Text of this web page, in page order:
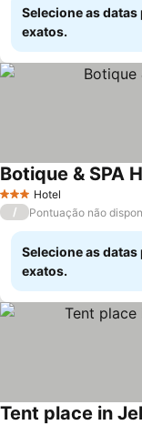
Selecione as
exatos.
3 EstrelasHotel
Botique & SPA
/ Pontuação não
Selecione as
exatos.
Tent place in